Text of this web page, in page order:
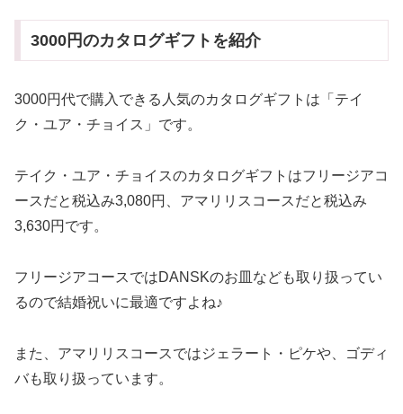
3000円のカタログギフトを紹介
3000円代で購入できる人気のカタログギフトは「テイ
ク・ユア・チョイス」です。
テイク・ユア・チョイスのカタログギフトはフリージアコ
ースだと税込み3,080円、アマリリスコースだと税込み
3,630円です。
フリージアコースではDANSKのお皿なども取り扱ってい
るので結婚祝いに最適ですよね♪
また、アマリリスコースではジェラート・ピケや、ゴディ
バも取り扱っています。